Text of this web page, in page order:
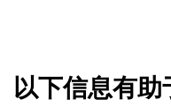
以下信息有